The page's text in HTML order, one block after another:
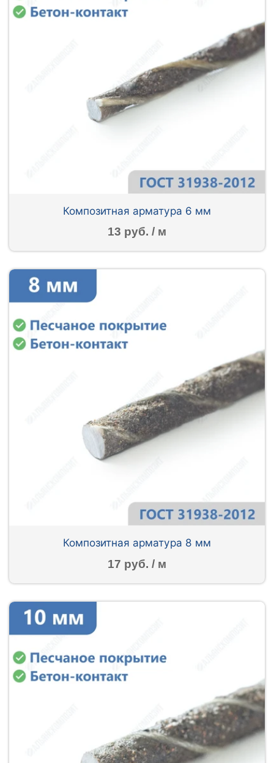
Композитная арматура 6 мм
13 руб. / м
Композитная арматура 8 мм
17 руб. / м